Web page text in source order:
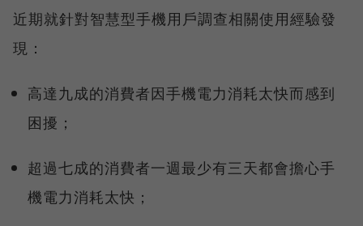
近期就針對智慧型手機用戶調查相關使用經驗發
現：
高達九成的消費者因手機電力消耗太快而感到
困擾；
超過七成的消費者一週最少有三天都會擔心手
機電力消耗太快；